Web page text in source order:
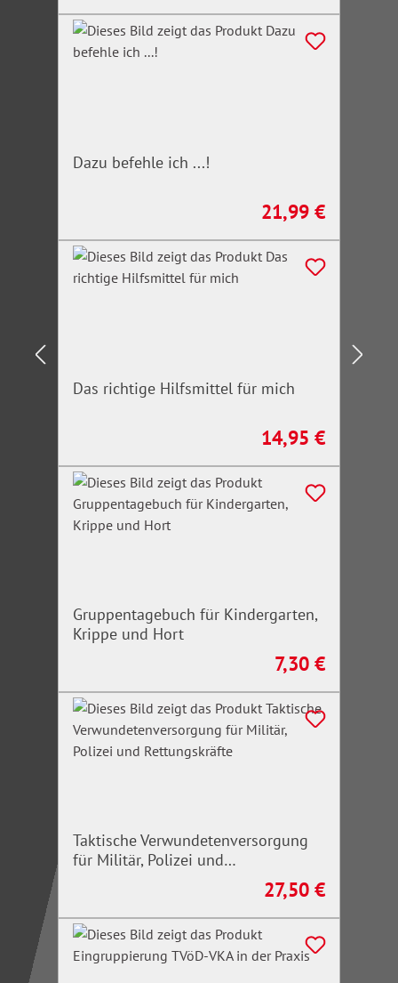
Dazu befehle ich ...!
Regulärer Preis:
21,99 €
Das richtige Hilfsmittel für mich
Regulärer Preis:
14,95 €
Gruppentagebuch für Kindergarten,
Krippe und Hort
Regulärer Preis:
7,30 €
Taktische Verwundetenversorgung
für Militär, Polizei und
Regulärer Preis:
27,50 €